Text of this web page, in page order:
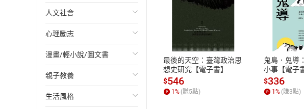
經濟/趨勢
財務/金融
管理/領導
職場工作術
成功法
歐美文學
日本文學
韓國文學
華文文學
經典文學
人文社會
國際關係
政治
社會科學
台灣/中國歷史
心理勵志
心靈成長/情緒
人際關係
兩性關係
漫畫/輕小說/圖文書
輕小說
奇幻/科幻
親子教養
教育現場
生活風格
ATM轉帳、信用卡、LINE PAY、
最後的天空：臺灣政治思
想史研究【電子書】
$546
1 % (賺5點)
鬼島．鬼導
小事【電子
$336
1 % (賺3點)